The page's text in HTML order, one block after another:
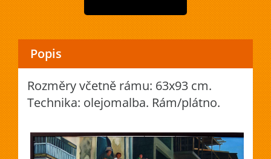
Popis
Rozměry včetně rámu: 63x93 cm.
Technika: olejomalba. Rám/plátno.